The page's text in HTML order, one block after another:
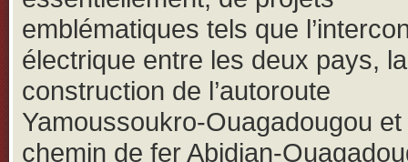
emblématiques tels que
électrique entre les deux pays, la
construction de l’autoroute
Yamoussoukro-Ouagadougou et
chemin de fer Abidjan-